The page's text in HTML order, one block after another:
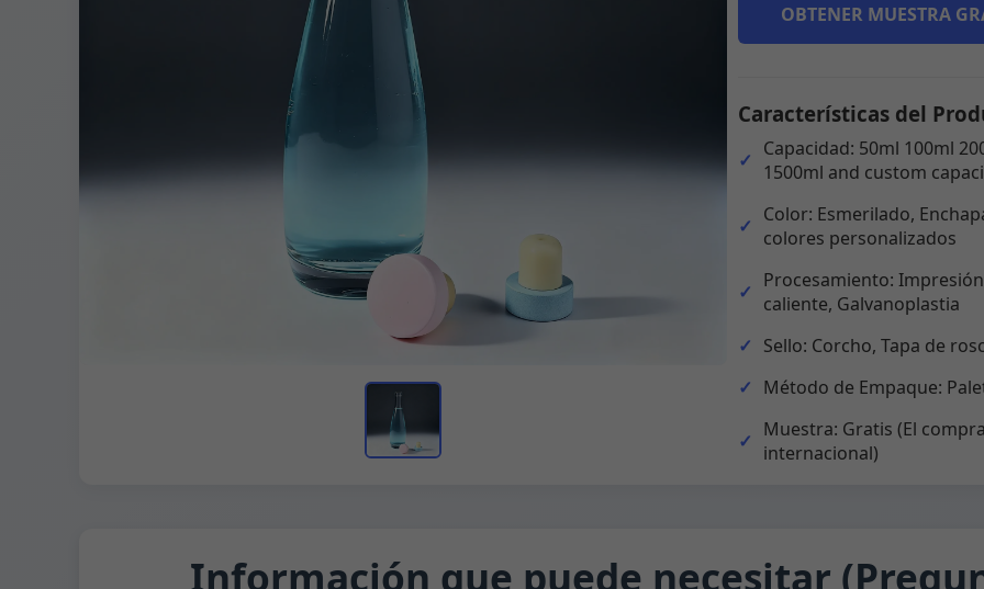
OBTENER MUESTRA
Características del
Capacidad: 50ml 100ml
1500ml and custom
Color: Esmerilado,
colores personalizados
Procesamiento:
caliente, Galvanoplastia
Sello: Corcho, Tapa de
Método de Empaque:
Muestra: Gratis (El
internacional)
Información que puede necesitar